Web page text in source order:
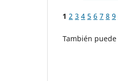
1 2 3 4 5 6 7 8 9
También puede